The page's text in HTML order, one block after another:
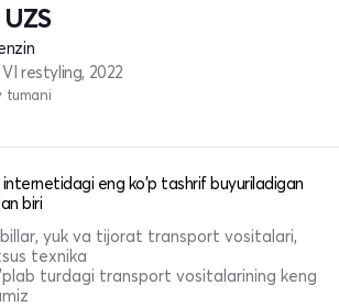
UZS
restyling, 2022
tumani
eng ko'p tashrif buyuriladigan
biri
yuk va tijorat transport vositalari,
texnika
turdagi transport vositalarining keng